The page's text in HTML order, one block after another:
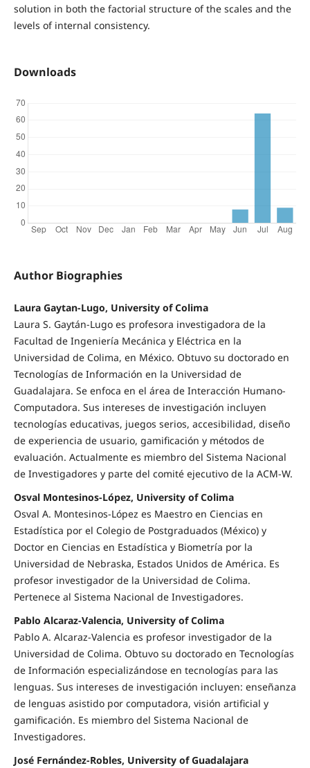
solution in both the factorial structure of the scales and the
levels of internal consistency.
Downloads
Author Biographies
Laura Gaytan-Lugo, University of Colima
Laura S. Gaytán-Lugo es profesora investigadora de la
Facultad de Ingeniería Mecánica y Eléctrica en la
Universidad de Colima, en México. Obtuvo su doctorado en
Tecnologías de Información en la Universidad de
Guadalajara. Se enfoca en el área de Interacción Humano-
Computadora. Sus intereses de investigación incluyen
tecnologías educativas, juegos serios, accesibilidad, diseño
de experiencia de usuario, gamificación y métodos de
evaluación. Actualmente es miembro del Sistema Nacional
de Investigadores y parte del comité ejecutivo de la ACM-W.
Osval Montesinos-López, University of Colima
Osval A. Montesinos-López es Maestro en Ciencias en
Estadística por el Colegio de Postgraduados (México) y
Doctor en Ciencias en Estadística y Biometría por la
Universidad de Nebraska, Estados Unidos de América. Es
profesor investigador de la Universidad de Colima.
Pertenece al Sistema Nacional de Investigadores.
Pablo Alcaraz-Valencia, University of Colima
Pablo A. Alcaraz-Valencia es profesor investigador de la
Universidad de Colima. Obtuvo su doctorado en Tecnologías
de Información especializándose en tecnologías para las
lenguas. Sus intereses de investigación incluyen: enseñanza
de lenguas asistido por computadora, visión artificial y
gamificación. Es miembro del Sistema Nacional de
Investigadores.
José Fernández-Robles, University of Guadalajara